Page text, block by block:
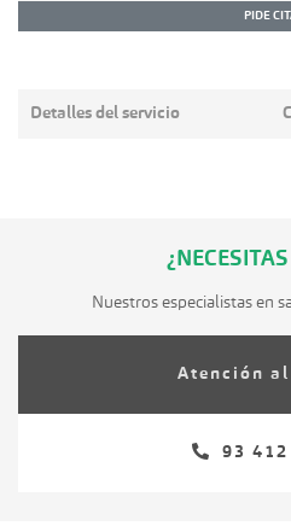
PIDE
Detalles del servicio
Nuestros especialistas en
Atención
93 412